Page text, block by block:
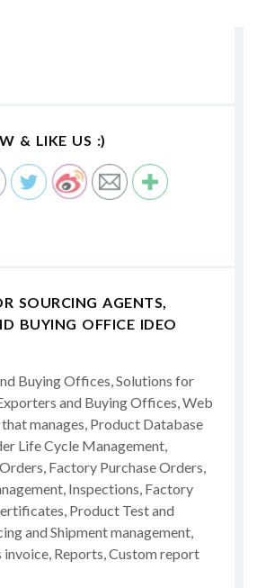
& LIKE US :)
SOURCING AGENTS,
BUYING OFFICE IDEO
Buying Offices, Solutions for
and Buying Offices, Web
manages, Product Database
Life Cycle Management,
Factory Purchase Orders,
Inspections, Factory
Product Test and
and Shipment management,
invoice, Reports, Custom report